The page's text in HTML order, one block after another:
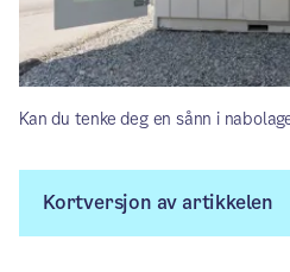
Kan du tenke deg en sånn i
Kortversjon av artikkelen